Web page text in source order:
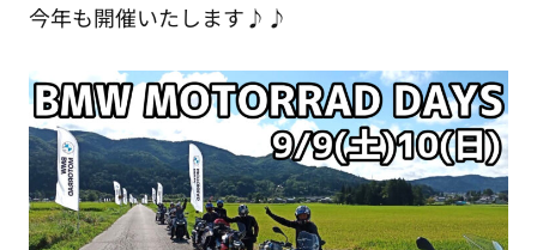
今年も開催いたします♪♪